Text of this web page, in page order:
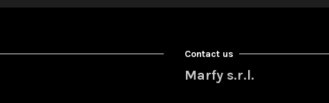
Contact us
Marfy s.r.l.